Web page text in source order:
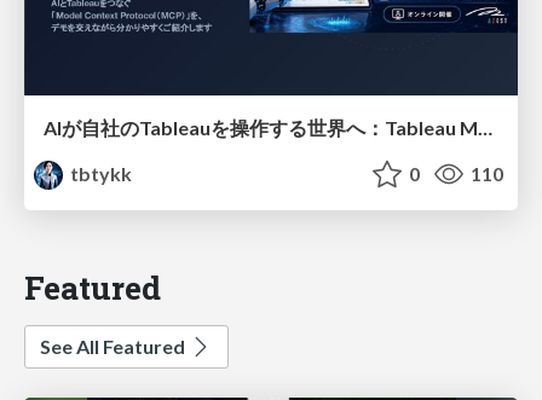
AIが自社のTableauを操作する世界へ：Tableau MCP超入門
tbtykk
0 110
Featured
See All Featured